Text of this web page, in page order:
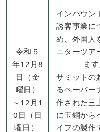
令和５
年12月8
日（金
曜日）
～12月1
0日（日
曜日） ​
インバウン
誘客事業に
め、外国人
ニターツア
ます
サミットの
るペーパー
作された三
に玉鋼から
イフの製作